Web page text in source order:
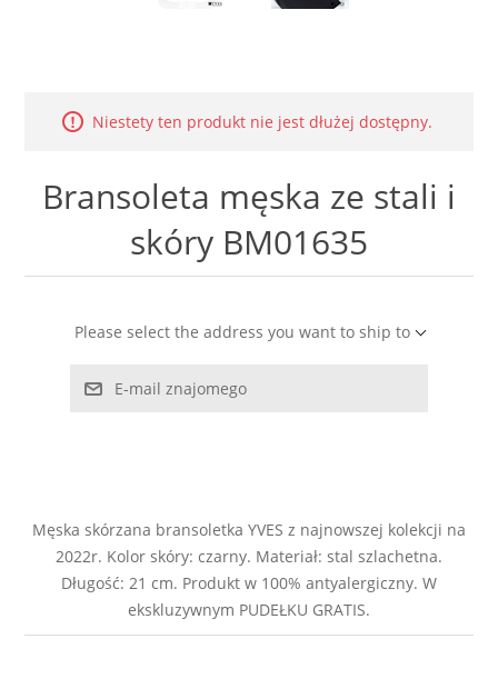
MASA PERŁOWA
RODOCHROZYT
RODONIT
TYGRYSIE OKO
Niestety ten produkt nie jest dłużej dostępny.
Bransoleta męska ze stali i
skóry BM01635
Please select the address you want to ship to
E-mail znajomego
Męska skórzana bransoletka YVES z najnowszej kolekcji na
2022r. Kolor skóry: czarny. Materiał: stal szlachetna.
Długość: 21 cm. Produkt w 100% antyalergiczny. W
ekskluzywnym PUDEŁKU GRATIS.